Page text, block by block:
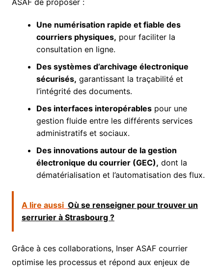
Une numérisation rapide et fiable des
courriers physiques, pour faciliter la
consultation en ligne.
Des systèmes d’archivage électronique
sécurisés, garantissant la traçabilité et
l’intégrité des documents.
Des interfaces interopérablespour une
gestion fluide entre les différents services
administratifs et sociaux.
Des innovations autour de la gestion
électronique du courrier (GEC), dont la
dématérialisation et l’automatisation des flux.
A lire aussi Où se renseigner pour trouver un
serrurier à Strasbourg ?
Grâce à ces collaborations, Inser ASAF courrier
optimise les processus et répond aux enjeux de